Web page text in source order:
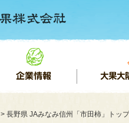
> 長野県 JAみなみ信州「市田柿」トッ